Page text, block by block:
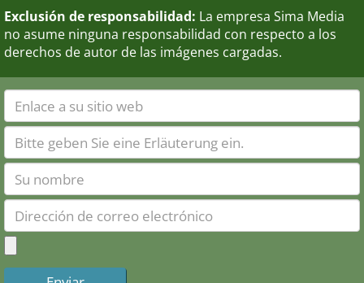
Exclusión de responsabilidad: La empresa Sima Media
no asume ninguna responsabilidad con respecto a los
derechos de autor de las imágenes cargadas.